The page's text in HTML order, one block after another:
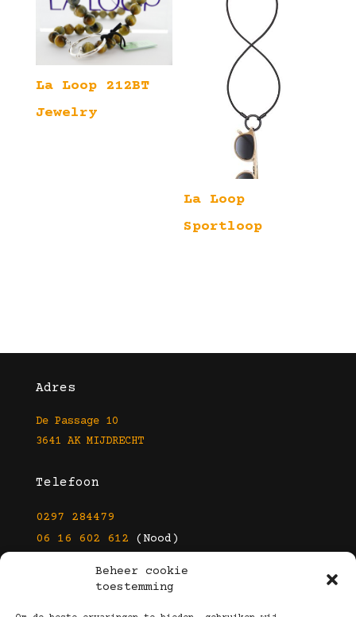
Beheer cookie
toestemming
La Loop 212BT
Jewelry
La Loop
Sportloop
Adres
De Passage 10
3641 AK MIJDRECHT
Telefoon
0297 284479
06 16 602 612 (Nood)